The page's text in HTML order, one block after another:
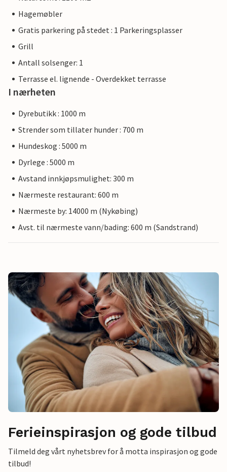
Hagemøbler
Gratis parkering på stedet : 1 Parkeringsplasser
Grill
Antall solsenger: 1
Terrasse el. lignende - Overdekket terrasse
I nærheten
Dyrebutikk : 1000 m
Strender som tillater hunder : 700 m
Hundeskog : 5000 m
Dyrlege : 5000 m
Avstand innkjøpsmulighet: 300 m
Nærmeste restaurant: 600 m
Nærmeste by: 14000 m (Nykøbing)
Avst. til nærmeste vann/bading: 600 m (Sandstrand)
Ferieinspirasjon og gode tilbud
Tilmeld deg vårt nyhetsbrev for å motta inspirasjon og gode
tilbud!